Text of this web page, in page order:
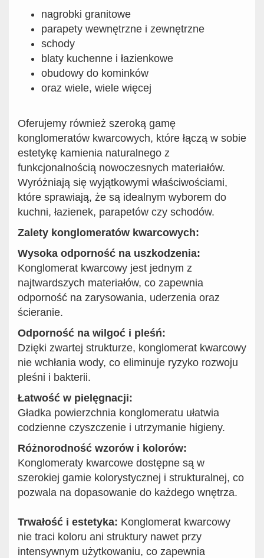
nagrobki granitowe
parapety wewnętrzne i zewnętrzne
schody
blaty kuchenne i łazienkowe
obudowy do kominków
oraz wiele, wiele więcej
Oferujemy również szeroką gamę
konglomeratów kwarcowych, które łączą w sobie
estetykę kamienia naturalnego z
funkcjonalnością nowoczesnych materiałów.
Wyróżniają się wyjątkowymi właściwościami,
które sprawiają, że są idealnym wyborem do
kuchni, łazienek, parapetów czy schodów.
Zalety konglomeratów kwarcowych:
Wysoka odporność na uszkodzenia:
Konglomerat kwarcowy jest jednym z
najtwardszych materiałów, co zapewnia
odporność na zarysowania, uderzenia oraz
ścieranie.
Odporność na wilgoć i pleśń:
Dzięki zwartej strukturze, konglomerat kwarcowy
nie wchłania wody, co eliminuje ryzyko rozwoju
pleśni i bakterii.
Łatwość w pielęgnacji:
Gładka powierzchnia konglomeratu ułatwia
codzienne czyszczenie i utrzymanie higieny.
Różnorodność wzorów i kolorów:
Konglomeraty kwarcowe dostępne są w
szerokiej gamie kolorystycznej i strukturalnej, co
pozwala na dopasowanie do każdego wnętrza.
Trwałość i estetyka: Konglomerat kwarcowy
nie traci koloru ani struktury nawet przy
intensywnym użytkowaniu, co zapewnia